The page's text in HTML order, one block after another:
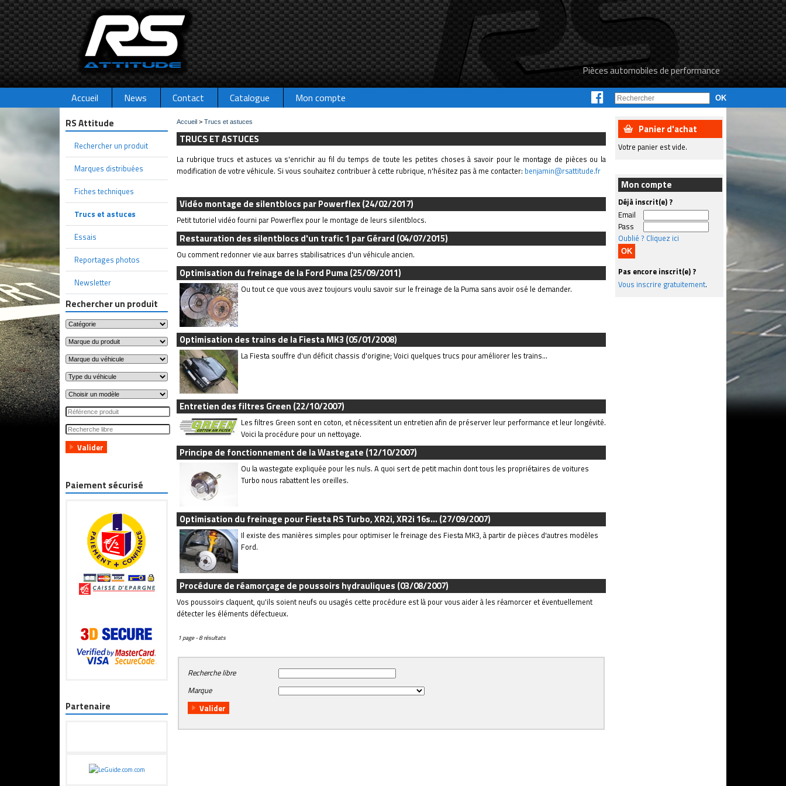
Pièces automobiles de performance
Accueil News Contact Catalogue Mon compte
RS Attitude
Rechercher un produit
Marques distribuées
Fiches techniques
Trucs et astuces
Essais
Reportages photos
Newsletter
Rechercher un produit
Paiement sécurisé
Partenaire
Accueil > Trucs et astuces
TRUCS ET ASTUCES
La rubrique trucs et astuces va s'enrichir au fil du temps de toute les petites choses à savoir pour le montage de pièces ou la
modification de votre véhicule. Si vous souhaitez contribuer à cette rubrique, n'hésitez pas à me contacter: benjamin@rsattitude.fr
Vidéo montage de silentblocs par Powerflex(24/02/2017)
Petit tutoriel vidéo fourni par Powerflex pour le montage de leurs silentblocs.
Restauration des silentblocs d'un trafic 1 par Gérard (04/07/2015)
Ou comment redonner vie aux barres stabilisatrices d'un véhicule ancien.
Optimisation du freinage de la Ford Puma(25/09/2011)
Ou tout ce que vous avez toujours voulu savoir sur le freinage de la Puma sans avoir osé le demander.
Optimisation des trains de la Fiesta MK3 (05/01/2008)
La Fiesta souffre d'un déficit chassis d'origine; Voici quelques trucs pour améliorer les trains...
Entretien des filtres Green (22/10/2007)
Les filtres Green sont en coton, et nécessitent un entretien afin de préserver leur performance et leur longévité.
Voici la procédure pour un nettoyage.
Principe de fonctionnement de la Wastegate (12/10/2007)
Ou la wastegate expliquée pour les nuls. A quoi sert de petit machin dont tous les propriétaires de voitures
Turbo nous rabattent les oreilles.
Optimisation du freinage pour Fiesta RS Turbo, XR2i, XR2i 16s... (27/09/2007)
Il existe des manières simples pour optimiser le freinage des Fiesta MK3, à partir de pièces d'autres modèles
Ford.
Procédure de réamorçage de poussoirs hydrauliques (03/08/2007)
Vos poussoirs claquent, qu'ils soient neufs ou usagés cette procédure est là pour vous aider à les réamorcer et éventuellement
détecter les éléments défectueux.
1 page - 8 résultats
Recherche libre
Marque
Panier d'achat
Votre panier est vide.
Mon compte
Déjà inscrit(e) ?
Email
Pass
Oublié ? Cliquez ici
Pas encore inscrit(e) ?
Vous inscrire gratuitement.